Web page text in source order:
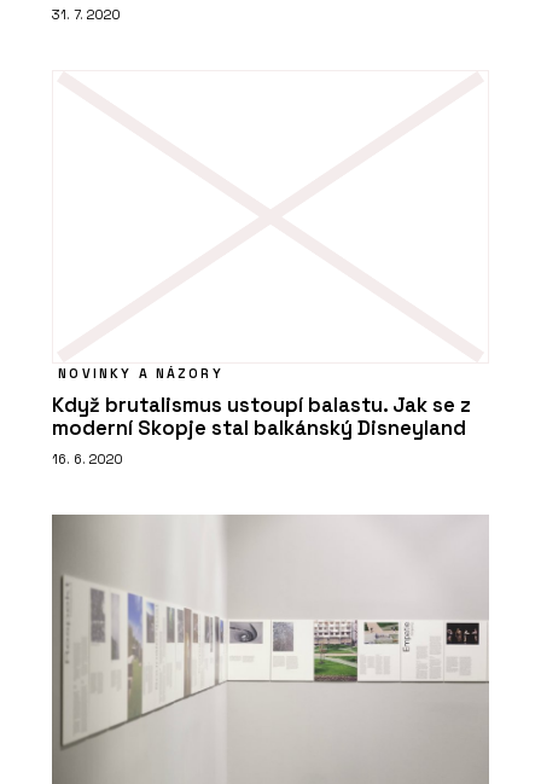
31. 7. 2020
NOVINKY A NÁZORY
Když brutalismus ustoupí balastu. Jak se z
moderní Skopje stal balkánský Disneyland
16. 6. 2020